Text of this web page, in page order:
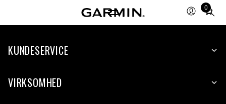
0
Total
items
cart:
KUNDESERVICE
VIRKSOMHED